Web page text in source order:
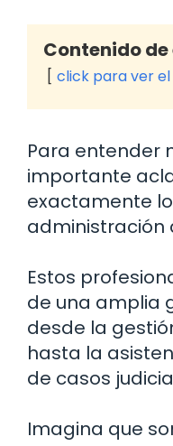
Contenido
click para ver
Para entender
importante
exactamente
administración
Estos
de una amplia
desde la
hasta la
de casos
Imagina que